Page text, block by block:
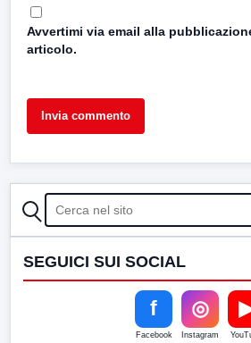
Avvertimi via email alla
articolo.
CERCA
SEGUICI SUI SOCIAL
f
Facebook
◎
Instagram